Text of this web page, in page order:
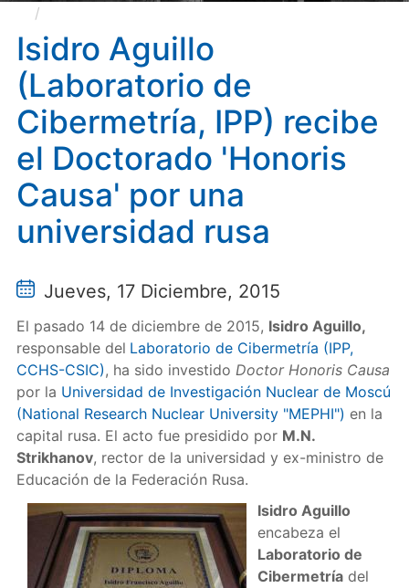
recibe el Doctorado 'Honoris Causa' por una
universidad rusa
Isidro Aguillo
(Laboratorio de
Cibermetría, IPP) recibe
el Doctorado 'Honoris
Causa' por una
universidad rusa
Jueves, 17 Diciembre, 2015
El pasado 14 de diciembre de 2015, Isidro Aguillo,
responsable del Laboratorio de Cibermetría (IPP,
CCHS-CSIC), ha sido investido Doctor Honoris Causa
por la Universidad de Investigación Nuclear de Moscú
(National Research Nuclear University "MEPHI") en la
capital rusa. El acto fue presidido por M.N.
Strikhanov, rector de la universidad y ex-ministro de
Educación de la Federación Rusa.
Isidro Aguillo
encabeza el
Laboratorio de
Cibermetríadel